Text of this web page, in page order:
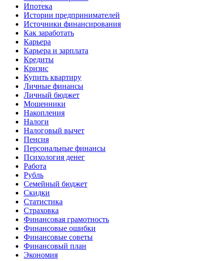
Ипотека
Истории предпринимателей
Источники финансирования
Как заработать
Карьера
Карьера и зарплата
Кредиты
Кризис
Купить квартиру
Личные финансы
Личный бюджет
Мошенники
Накопления
Налоги
Налоговый вычет
Пенсия
Персональные финансы
Психология денег
Работа
Рубль
Семейный бюджет
Скидки
Статистика
Страховка
Финансовая грамотность
Финансовые ошибки
Финансовые советы
Финансовый план
Экономия